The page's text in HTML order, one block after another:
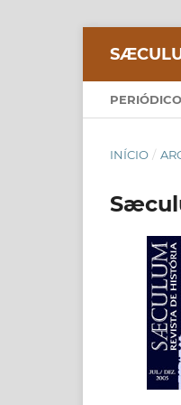
INÍCIO /